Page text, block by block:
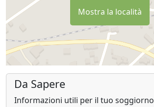
Mostra la località
Da Sapere
Informazioni utili per il tuo soggiorno